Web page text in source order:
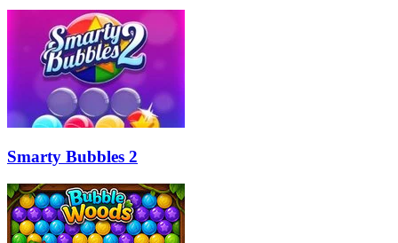
Smarty Bubbles 2